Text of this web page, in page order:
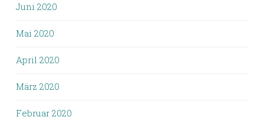
Juni 2020
Mai 2020
April 2020
März 2020
Februar 2020